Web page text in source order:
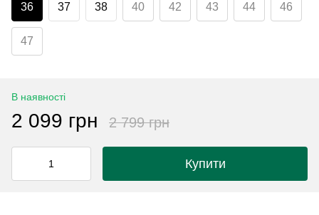
36 37 38 40 42 43 44 46
47
В наявності
2 099 грн 2 799 грн
Купити